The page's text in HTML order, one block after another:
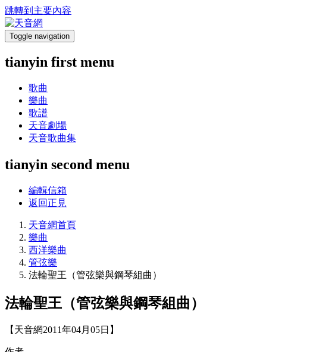
跳轉到主要內容
Toggle navigation
tianyin first menu
歌曲
樂曲
歌譜
天音劇場
天音歌曲集
tianyin second menu
編輯信箱
返回正見
天音網首頁
樂曲
西洋樂曲
管弦樂
法輪聖王（管弦樂與鋼琴組曲）
法輪聖王（管弦樂與鋼琴組曲）
【天音網2011年04月05日】